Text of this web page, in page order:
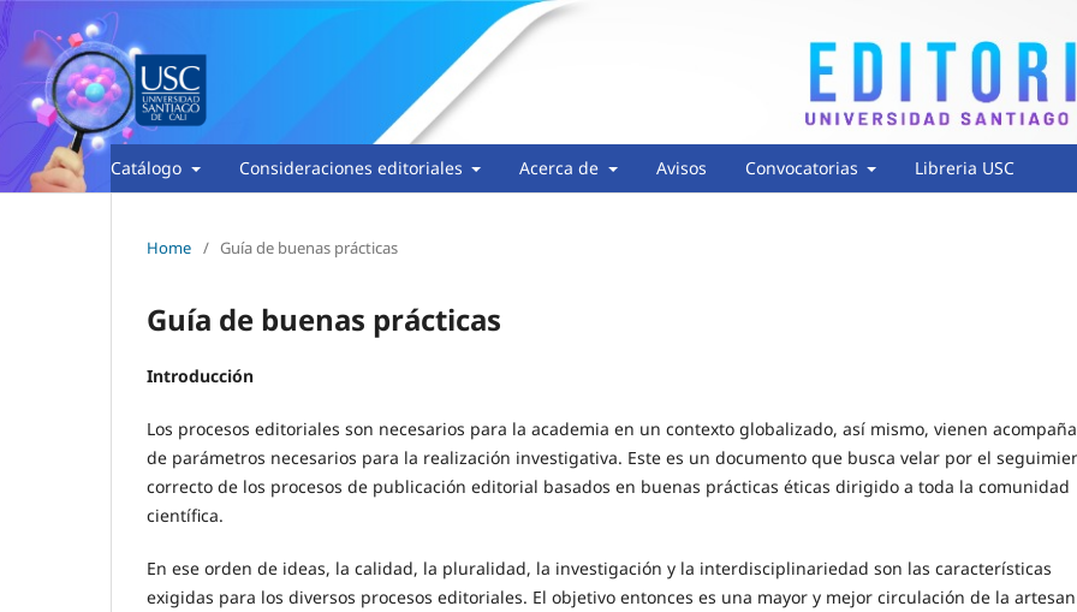
Catálogo Consideraciones editoriales Acerca de Avisos Convocatorias Libreria USC
Home / Guía de buenas prácticas
Guía de buenas prácticas
Introducción
Los procesos editoriales son necesarios para la academia en un contexto globalizado, así mismo, vienen
de parámetros necesarios para la realización investigativa. Este es un documento que busca velar por el
correcto de los procesos de publicación editorial basados en buenas prácticas éticas dirigido a toda la comunidad
científica.
En ese orden de ideas, la calidad, la pluralidad, la investigación y la interdisciplinariedad son las características
exigidas para los diversos procesos editoriales. El objetivo entonces es una mayor y mejor circulación de la